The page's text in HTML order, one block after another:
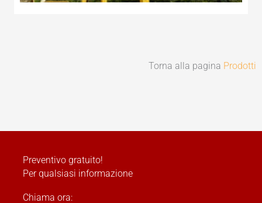
Torna alla pagina Prodotti
Preventivo gratuito!
Per qualsiasi informazione
Chiama ora: